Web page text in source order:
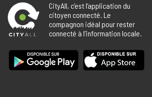
CityAll, c’est l’application du
citoyen connecté. Le
compagnon idéal pour rester
connecté à l’information locale.